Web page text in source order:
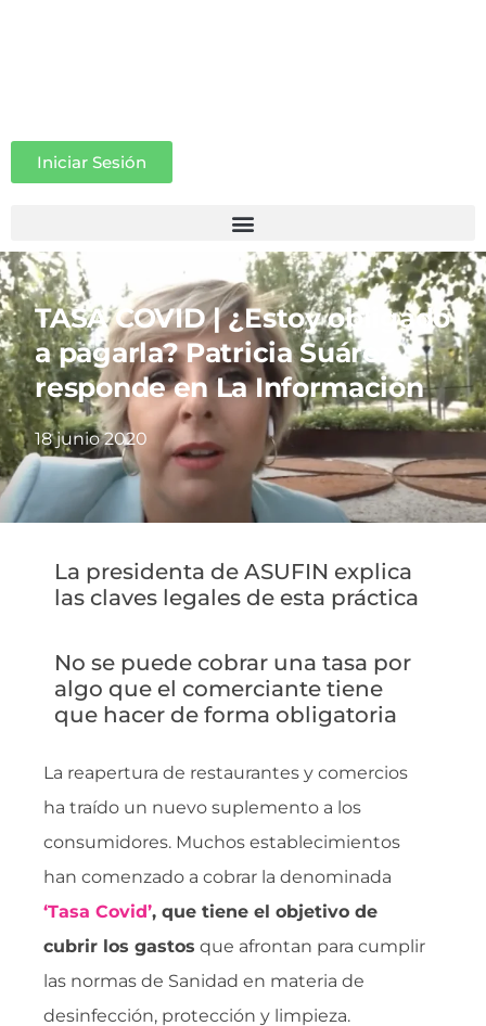
Iniciar Sesión
TASA COVID | ¿Estoy obligado
a pagarla? Patricia Suárez
responde en La Información
18 junio 2020
La presidenta de ASUFIN explica
las claves legales de esta práctica
No se puede cobrar una tasa por
algo que el comerciante tiene
que hacer de forma obligatoria
La reapertura de restaurantes y comercios
ha traído un nuevo suplemento a los
consumidores. Muchos establecimientos
han comenzado a cobrar la denominada
‘Tasa Covid’, que tiene el objetivo de
cubrir los gastos que afrontan para cumplir
las normas de Sanidad en materia de
desinfección, protección y limpieza.